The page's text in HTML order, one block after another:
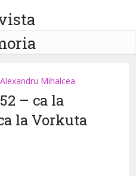
Alexandru Mihalcea
– ca la
la Vorkuta